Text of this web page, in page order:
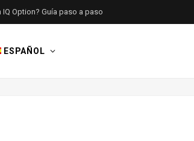
Option? Guía paso a paso
ESPAÑOL